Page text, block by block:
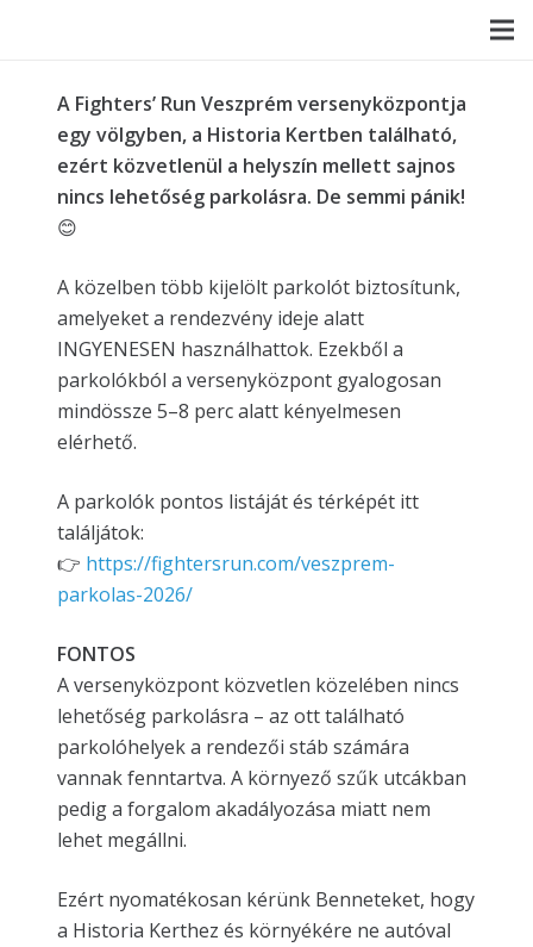
A Fighters’ Run Veszprém versenyközpontja
egy völgyben, a Historia Kertben található,
ezért közvetlenül a helyszín mellett sajnos
nincs lehetőség parkolásra. De semmi pánik!
😊
A közelben több kijelölt parkolót biztosítunk,
amelyeket a rendezvény ideje alatt
INGYENESEN használhattok. Ezekből a
parkolókból a versenyközpont gyalogosan
mindössze 5–8 perc alatt kényelmesen
elérhető.
A parkolók pontos listáját és térképét itt
találjátok:
👉 https://fightersrun.com/veszprem-
parkolas-2026/
FONTOS
A versenyközpont közvetlen közelében nincs
lehetőség parkolásra – az ott található
parkolóhelyek a rendezői stáb számára
vannak fenntartva. A környező szűk utcákban
pedig a forgalom akadályozása miatt nem
lehet megállni.
Ezért nyomatékosan kérünk Benneteket, hogy
a Historia Kerthez és környékére ne autóval